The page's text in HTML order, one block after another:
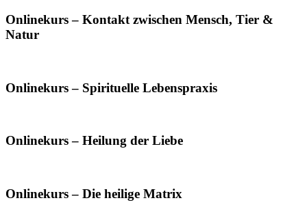
Onlinekurs – Kontakt zwischen Mensch, Tier &
Natur
Onlinekurs – Spirituelle Lebenspraxis
Onlinekurs – Heilung der Liebe
Onlinekurs – Die heilige Matrix